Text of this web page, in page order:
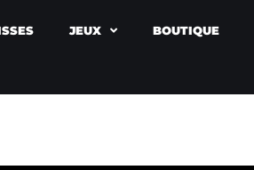
JEUX BOUTIQUE